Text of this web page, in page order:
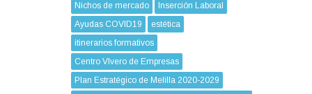
Nichos de mercado
Inserción Laboral
Ayudas COVID19
estética
itinerarios formativos
Centro VIvero de Empresas
Plan Estratégico de Melilla 2020-2029